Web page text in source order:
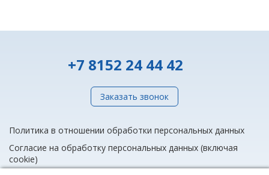
+7 8152 24 44 42
Заказать звонок
Политика в отношении обработки персональных данных
Согласие на обработку персональных данных (включая
cookie)